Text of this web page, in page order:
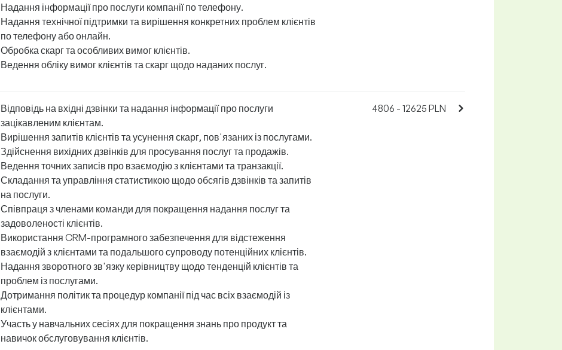
Надання інформації про послуги компанії по телефону.
Надання технічної підтримки та вирішення конкретних проблем клієнтів
по телефону або онлайн.
Обробка скарг та особливих вимог клієнтів.
Ведення обліку вимог клієнтів та скарг щодо наданих послуг.
Відповідь на вхідні дзвінки та надання інформації про послуги
зацікавленим клієнтам.
Вирішення запитів клієнтів та усунення скарг, пов'язаних із послугами.
Здійснення вихідних дзвінків для просування послуг та продажів.
Ведення точних записів про взаємодію з клієнтами та транзакції.
Складання та управління статистикою щодо обсягів дзвінків та запитів
на послуги.
Співпраця з членами команди для покращення надання послуг та
задоволеності клієнтів.
Використання CRM-програмного забезпечення для відстеження
взаємодій з клієнтами та подальшого супроводу потенційних клієнтів.
Надання зворотного зв'язку керівництву щодо тенденцій клієнтів та
проблем із послугами.
Дотримання політик та процедур компанії під час всіх взаємодій із
клієнтами.
Участь у навчальних сесіях для покращення знань про продукт та
навичок обслуговування клієнтів.
4806 - 12625 PLN